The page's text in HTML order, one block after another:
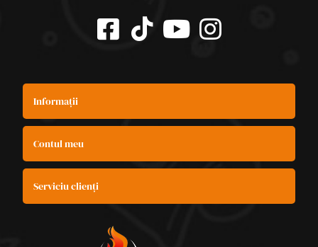
Informații
Contul meu
Serviciu clienți